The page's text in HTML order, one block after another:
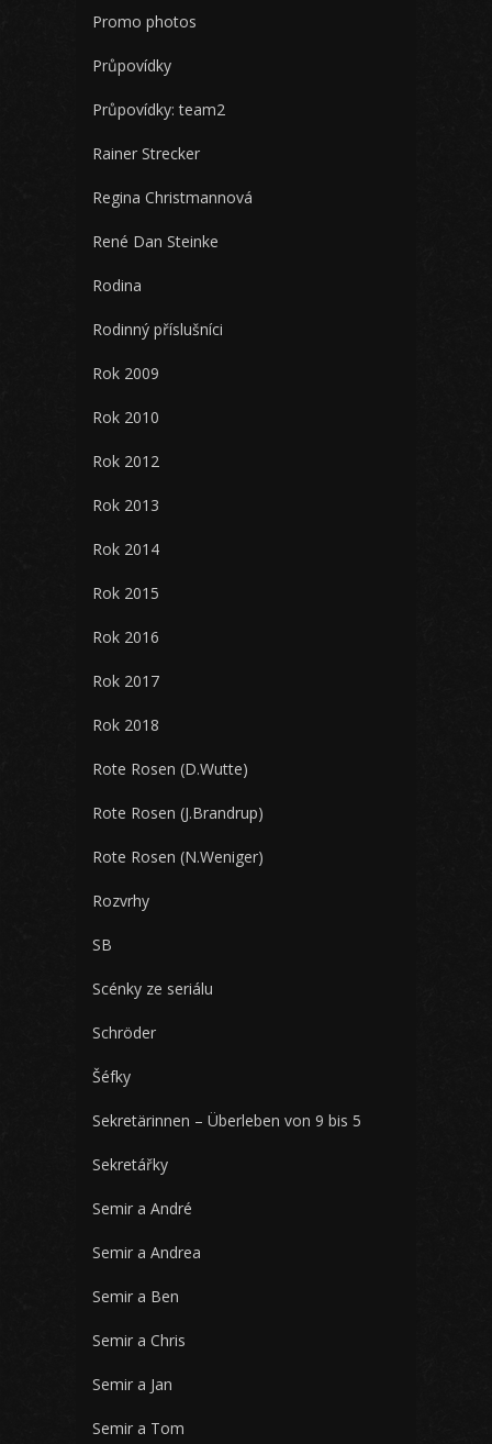
Promo photos
Průpovídky
Průpovídky: team2
Rainer Strecker
Regina Christmannová
René Dan Steinke
Rodina
Rodinný příslušníci
Rok 2009
Rok 2010
Rok 2012
Rok 2013
Rok 2014
Rok 2015
Rok 2016
Rok 2017
Rok 2018
Rote Rosen (D.Wutte)
Rote Rosen (J.Brandrup)
Rote Rosen (N.Weniger)
Rozvrhy
SB
Scénky ze seriálu
Schröder
Šéfky
Sekretärinnen – Überleben von 9 bis 5
Sekretářky
Semir a André
Semir a Andrea
Semir a Ben
Semir a Chris
Semir a Jan
Semir a Tom